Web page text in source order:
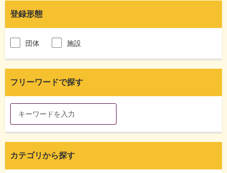
登録形態
団体 施設
フリーワードで探す
カテゴリから探す